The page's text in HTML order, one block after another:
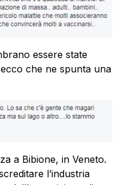
essere state
che ne spunta una
a Bibione, in Veneto.
l’industria